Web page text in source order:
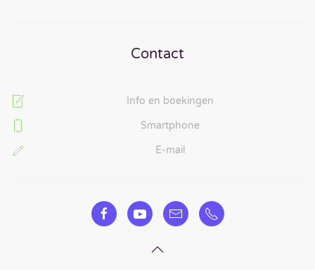
Contact
Info en boekingen
Smartphone
E-mail